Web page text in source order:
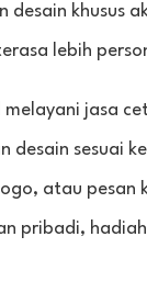
desain khusus
lebih
melayani jasa
desain sesuai
atau pesan
pribadi,